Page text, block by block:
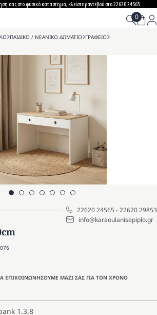
σας στο φυσικό κατάστημα, κλείστε ραντεβού στο 22620 24565.
>ΠΑΙΔΙΚΟ / ΝΕΑΝΙΚΟ ΔΩΜΑΤΙΟ>ΓΡΑΦΕΙΟ>
22620 24565-22620 29853
info@karaoulanisepiplo.gr
ΕΠΙΚΟΙΝΩΝΗΣΟΥΜΕ ΜΑΖΙ ΣΑΣ ΓΙΑ ΤΟΝ ΧΡΟΝΟ